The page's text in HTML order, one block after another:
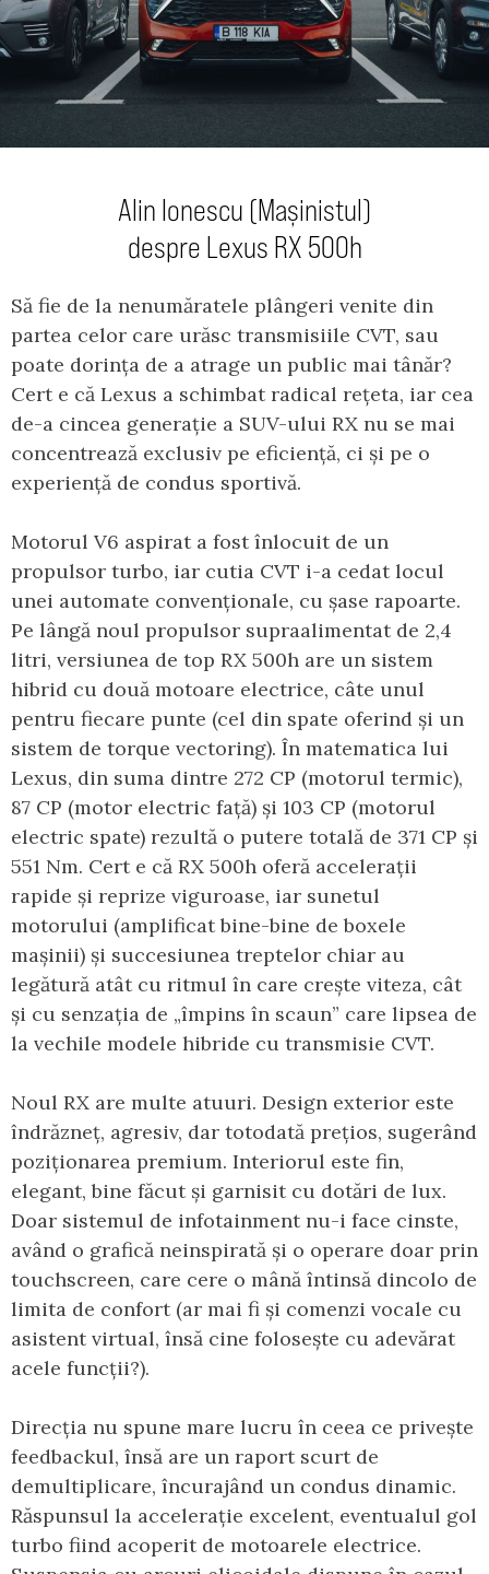
Alin Ionescu (Mașinistul)
despre Lexus RX 500h
Să fie de la nenumăratele plângeri venite din
partea celor care urăsc transmisiile CVT, sau
poate dorința de a atrage un public mai tânăr?
Cert e că Lexus a schimbat radical rețeta, iar cea
de-a cincea generație a SUV-ului RX nu se mai
concentrează exclusiv pe eficiență, ci și pe o
experiență de condus sportivă.
Motorul V6 aspirat a fost înlocuit de un
propulsor turbo, iar cutia CVT i-a cedat locul
unei automate convenționale, cu șase rapoarte.
Pe lângă noul propulsor supraalimentat de 2,4
litri, versiunea de top RX 500h are un sistem
hibrid cu două motoare electrice, câte unul
pentru fiecare punte (cel din spate oferind și un
sistem de torque vectoring). În matematica lui
Lexus, din suma dintre 272 CP (motorul termic),
87 CP (motor electric față) și 103 CP (motorul
electric spate) rezultă o putere totală de 371 CP și
551 Nm. Cert e că RX 500h oferă accelerații
rapide și reprize viguroase, iar sunetul
motorului (amplificat bine-bine de boxele
mașinii) și succesiunea treptelor chiar au
legătură atât cu ritmul în care crește viteza, cât
și cu senzația de „împins în scaun” care lipsea de
la vechile modele hibride cu transmisie CVT.
Noul RX are multe atuuri. Design exterior este
îndrăzneț, agresiv, dar totodată prețios, sugerând
poziționarea premium. Interiorul este fin,
elegant, bine făcut și garnisit cu dotări de lux.
Doar sistemul de infotainment nu-i face cinste,
având o grafică neinspirată și o operare doar prin
touchscreen, care cere o mână întinsă dincolo de
limita de confort (ar mai fi și comenzi vocale cu
asistent virtual, însă cine folosește cu adevărat
acele funcții?).
Direcția nu spune mare lucru în ceea ce privește
feedbackul, însă are un raport scurt de
demultiplicare, încurajând un condus dinamic.
Răspunsul la accelerație excelent, eventualul gol
turbo fiind acoperit de motoarele electrice.